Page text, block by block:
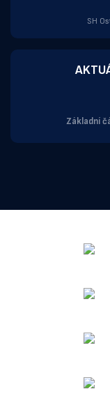
SH
Základní